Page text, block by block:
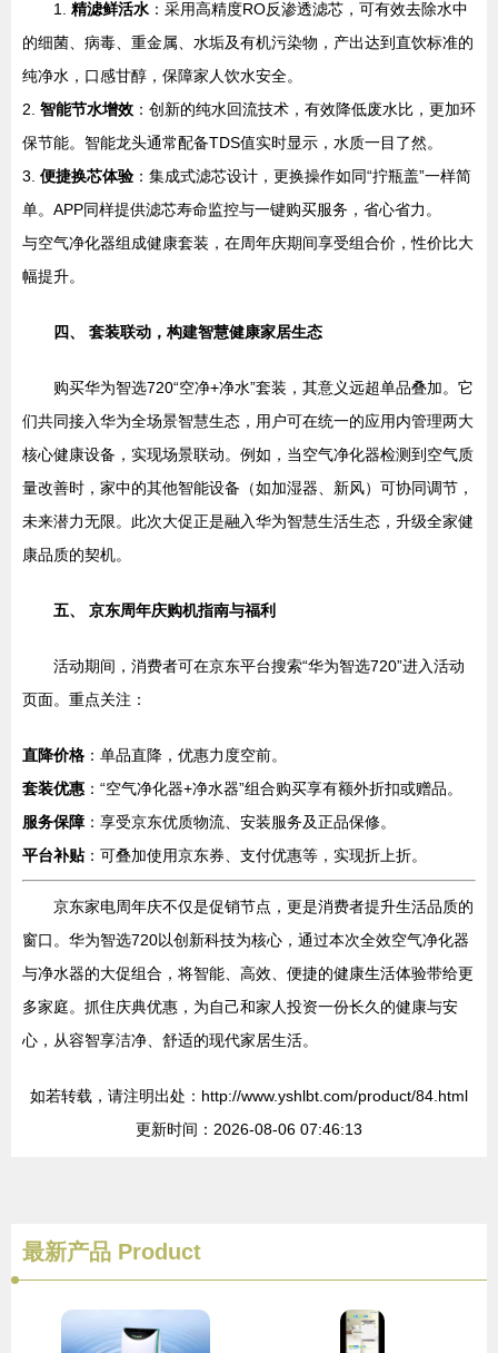
1. 精滤鲜活水 ：采用高精度RO反渗透滤芯，可有效去除水中
的细菌、病毒、重金属、水垢及有机污染物，产出达到直饮标准的
纯净水，口感甘醇，保障家人饮水安全。
2. 智能节水增效 ：创新的纯水回流技术，有效降低废水比，更加环
保节能。智能龙头通常配备TDS值实时显示，水质一目了然。
3. 便捷换芯体验 ：集成式滤芯设计，更换操作如同“拧瓶盖”一样简
单。APP同样提供滤芯寿命监控与一键购买服务，省心省力。
与空气净化器组成健康套装，在周年庆期间享受组合价，性价比大
幅提升。
四、 套装联动，构建智慧健康家居生态
购买华为智选720“空净+净水”套装，其意义远超单品叠加。它
们共同接入华为全场景智慧生态，用户可在统一的应用内管理两大
核心健康设备，实现场景联动。例如，当空气净化器检测到空气质
量改善时，家中的其他智能设备（如加湿器、新风）可协同调节，
未来潜力无限。此次大促正是融入华为智慧生活生态，升级全家健
康品质的契机。
五、 京东周年庆购机指南与福利
活动期间，消费者可在京东平台搜索“华为智选720”进入活动
页面。重点关注：
直降价格 ：单品直降，优惠力度空前。
套装优惠 ：“空气净化器+净水器”组合购买享有额外折扣或赠品。
服务保障 ：享受京东优质物流、安装服务及正品保修。
平台补贴：可叠加使用京东券、支付优惠等，实现折上折。
京东家电周年庆不仅是促销节点，更是消费者提升生活品质的
窗口。华为智选720以创新科技为核心，通过本次全效空气净化器
与净水器的大促组合，将智能、高效、便捷的健康生活体验带给更
多家庭。抓住庆典优惠，为自己和家人投资一份长久的健康与安
心，从容智享洁净、舒适的现代家居生活。
如若转载，请注明出处：http://www.yshlbt.com/product/84.html
更新时间：2026-08-06 07:46:13
最新产品 Product